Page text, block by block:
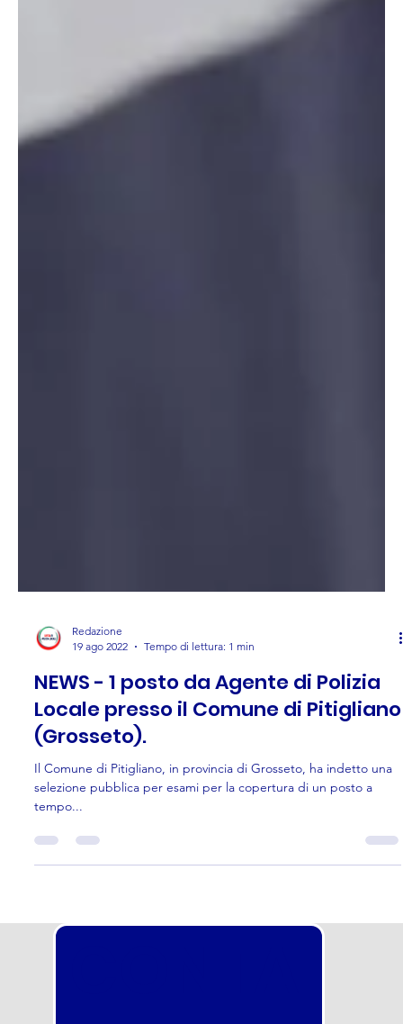
19 ago 2022
Tempo di lettura: 1 min
NEWS - 1 posto da Agente di Polizia
Locale presso il Comune di Pitigliano
(Grosseto).
Il Comune di Pitigliano, in provincia di Grosseto, ha indetto una
tempo...